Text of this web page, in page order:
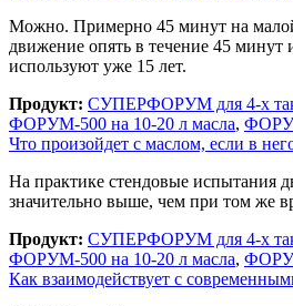
Можно. Примерно 45 минут на малой
движение опять в течение 45
используют уже 15 лет.
Продукт: СУПЕРФОРУМ для 4-х
ФОРУМ-500 на 10-20 л масла,
Что произойдет с маслом, если в
На практике стендовые испытания
значительно выше, чем при том же
Продукт: СУПЕРФОРУМ для 4-х
ФОРУМ-500 на 10-20 л масла,
Как взаимодействует с